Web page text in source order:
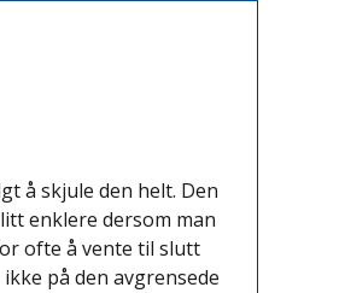
å skjule den helt. Den
enklere dersom man
ofte å vente til slutt
på den avgrensede